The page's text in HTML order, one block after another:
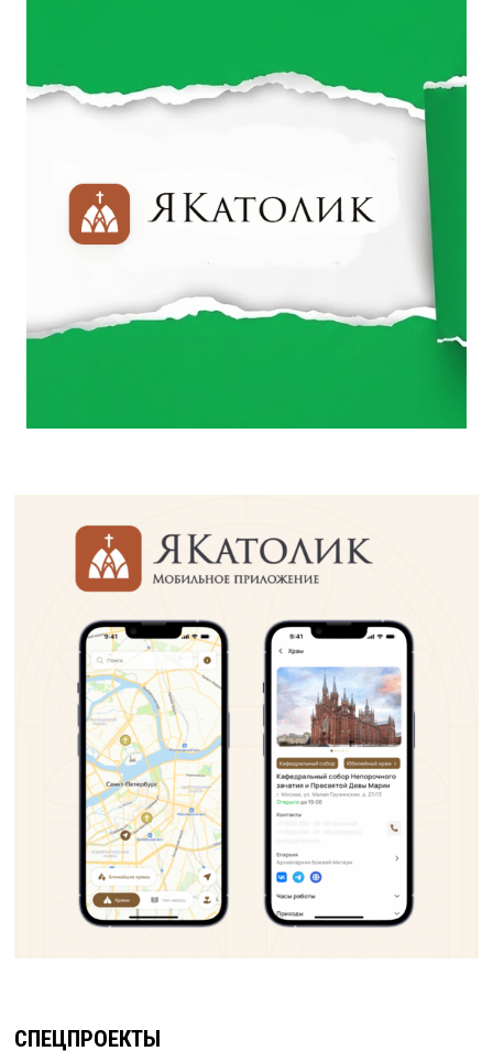
СПЕЦПРОЕКТЫ